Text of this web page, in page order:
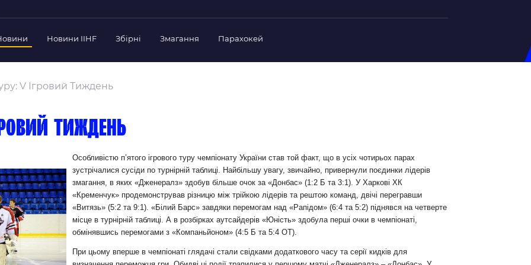
президент
Федерації
документи
Ради Федерації
експерименті
Новини IIHF Збірні
Календар Матчів
Україна U-18
Склад Збірної
Тренерський Штаб
Календар Матчів
Україна (ж)
Склад Збірної
Тренерський Штаб
Календар Матчів
Змагання Парахокей
V Ігровий Тиждень
тиждень
Особливістю п’ятого ігрового туру чемпіонату України став той факт, що в усіх чотирьох парах
зустрічалися сусіди по турнірній таблиці. Найбільшу увагу, звичайно, привернули поєдинки лідерів
змагання, в яких «Дженералз» здобув більше очок за «Донбас» (1:2 Б та 3:1). У Харкові ХК
«Кременчук» продемонстрував різницю між трійкою лідерів та рештою команд, двічі перегравши
«Витязь» (5:2 та 9:1). «Білий Барс» завдяки перемогам над «Рапідом» (6:4 та 5:2) піднявся на четверте
місце в турнірній таблиці. А в розбірках аутсайдерів «Юність» здобула перші очки в чемпіонаті,
обмінявшись перемогами з «Компаньйоном» (4:5 Б та 5:4 ОТ).
При цьому вперше в чемпіонаті глядачі стали свідками додаткового часу та серії кидків для